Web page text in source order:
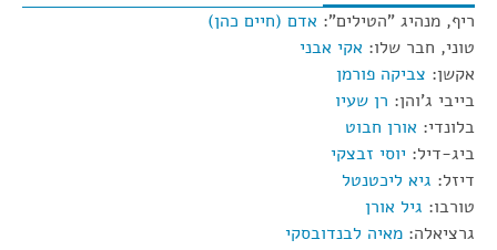
ריף, מנהיג "הטילים": אדם (חיים כהן)
טוני, חבר שלו: אקי אבני
אקשן: צביקה פורמן
בייבי ג'והן: רן שעיו
בלונדי: אורן חבוט
ביג-דיל: יוסי זבצקי
דיזל: גיא ליכטנטל
טורבו: גיל אורן
גרציאלה: מאיה לבנדובסקי